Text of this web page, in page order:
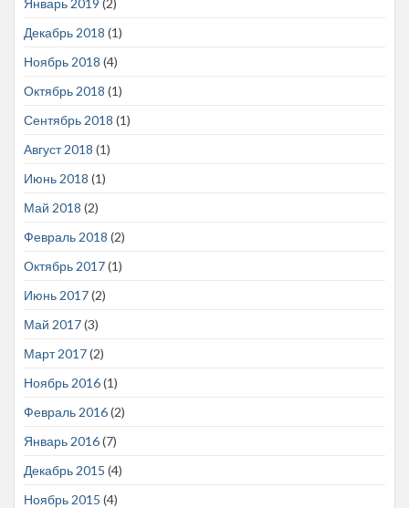
Декабрь 2018 (1)
Ноябрь 2018 (4)
Октябрь 2018 (1)
Сентябрь 2018 (1)
Август 2018 (1)
Июнь 2018 (1)
Май 2018 (2)
Февраль 2018 (2)
Октябрь 2017(1)
Июнь 2017(2)
Май 2017(3)
Март 2017(2)
Ноябрь 2016(1)
Февраль 2016(2)
Январь 2016(7)
Декабрь 2015 (4)
Ноябрь 2015 (4)